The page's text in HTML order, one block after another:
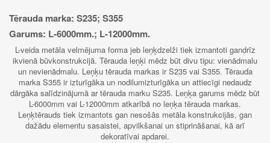
Tērauda marka: S235; S355
Garums: L-6000mm.; L-12000mm.
L-veida metāla velmējuma forma jeb leņķdzelži tiek izmantoti gandrīz
ikvienā būvkonstrukcijā. Tērauda leņķi mēdz būt divu tipu: vienādmalu
un nevienādmalu. Leņķu tērauda markas ir S235 vai S355. Tērauda
marka S355 ir izturīgāka un nodilumizturīgāka un attiecīgi nedaudz
dārgāka salīdzinājumā ar tērauda marku S235. Leņķa garums mēdz būt
L-6000mm vai L-12000mm atkarībā no leņķa tērauda markas.
Leņķtērauds tiek izmantots gan nesošās metāla konstrukcijās, gan
dažādu elementu sasaistei, apvilkšanai un stiprināšanai, kā arī
dekoratīvai apdarei.